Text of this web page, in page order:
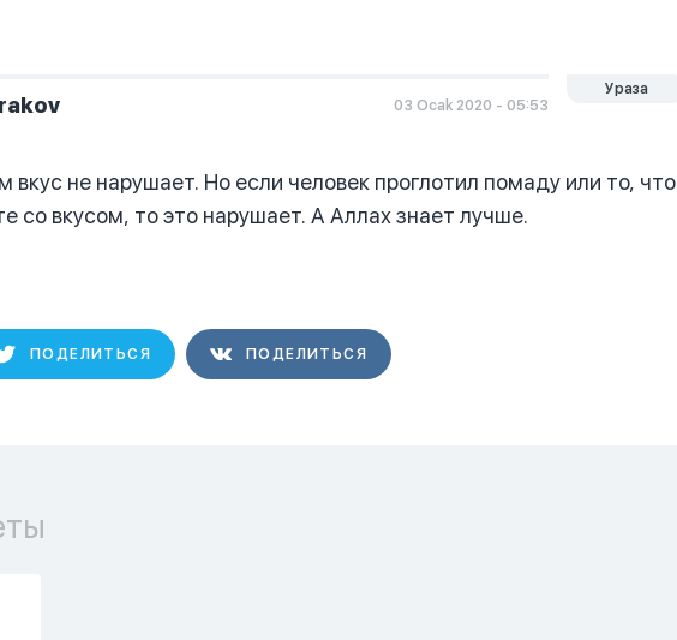
03 Ocak 2020 - 05:53
Ураза
вкус не нарушает. Но если человек проглотил помаду или то, что
со вкусом, то это нарушает. А Аллах знает лучше.
ПОДЕЛИТЬСЯ ПОДЕЛИТЬСЯ